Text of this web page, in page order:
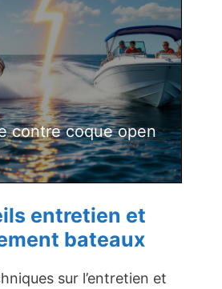
contre coque open
entretien et
bateaux
sur l’entretien et